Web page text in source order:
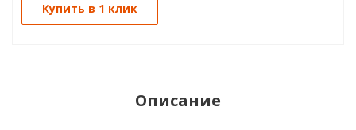
Купить в 1 клик
Описание